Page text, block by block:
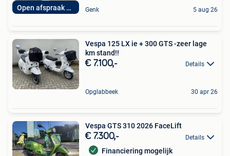
Open afspraak 7op7 Genk 5 aug 26
Vespa 125 LX ie + 300 GTS -zeer lage
km stand!!
€ 7.100,- Details
Opglabbeek 30 apr 26
Vespa GTS 310 2026 FaceLift
€ 7.300,- Details
Financiering mogelijk